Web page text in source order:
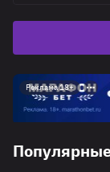
интеграция с
Реклама 18+